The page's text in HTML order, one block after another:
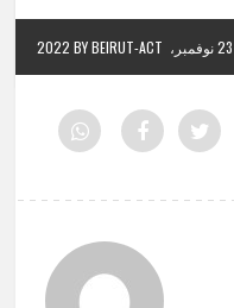
23 نوفمبر، 2022 BY BEIRUT-ACT